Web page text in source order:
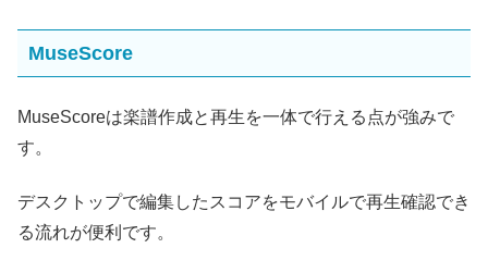
MuseScore
MuseScoreは楽譜作成と再生を一体で行える点が強みで
す。
デスクトップで編集したスコアをモバイルで再生確認でき
る流れが便利です。